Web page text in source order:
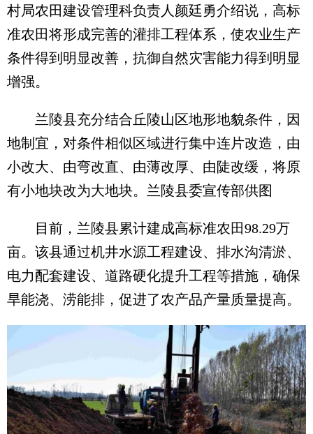
村局农田建设管理科负责人颜廷勇介绍说，高标
准农田将形成完善的灌排工程体系，使农业生产
条件得到明显改善，抗御自然灾害能力得到明显
增强。
兰陵县充分结合丘陵山区地形地貌条件，因
地制宜，对条件相似区域进行集中连片改造，由
小改大、由弯改直、由薄改厚、由陡改缓，将原
有小地块改为大地块。兰陵县委宣传部供图
目前，兰陵县累计建成高标准农田98.29万
亩。该县通过机井水源工程建设、排水沟清淤、
电力配套建设、道路硬化提升工程等措施，确保
旱能浇、涝能排，促进了农产品产量质量提高。